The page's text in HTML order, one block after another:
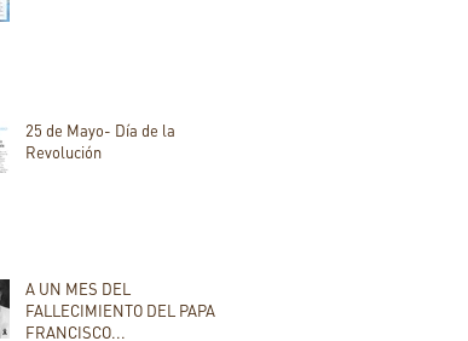
25 de Mayo- Día de la
Revolución
A UN MES DEL
FALLECIMIENTO DEL PAPA
FRANCISCO...